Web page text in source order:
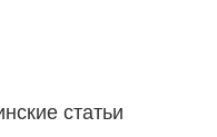
статьи